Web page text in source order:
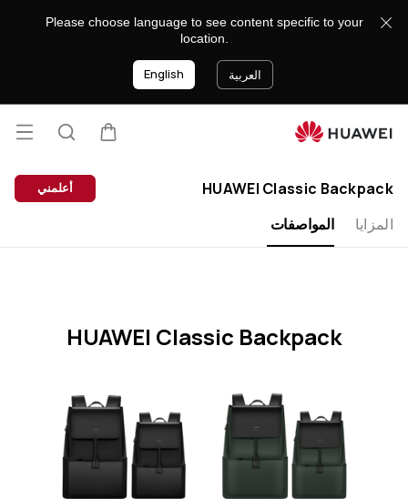
Classic
Please choose language to see content specific to your
location.
العربية English
فتح
HUAWEI Classic Backpack
المزايا
المواصفات
أعلمني
HUAWEI Classic Backpack